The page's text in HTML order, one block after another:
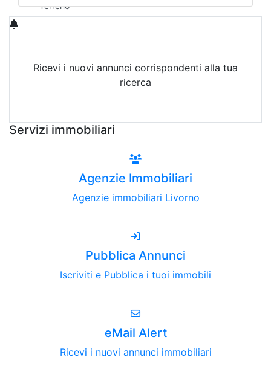
Terreno
Ricevi i nuovi annunci corrispondenti alla tua
ricerca
Servizi immobiliari
Agenzie Immobiliari
Agenzie immobiliari Livorno
Pubblica Annunci
Iscriviti e Pubblica i tuoi immobili
eMail Alert
Ricevi i nuovi annunci immobiliari